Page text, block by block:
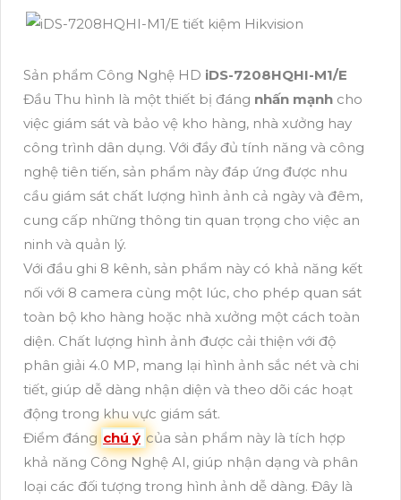
Sản phẩm Công Nghệ HD iDS-7208HQHI-M1/E
Đầu Thu hình là một thiết bị đáng nhấn mạnh cho
việc giám sát và bảo vệ kho hàng, nhà xưởng hay
công trình dân dụng. Với đầy đủ tính năng và công
nghệ tiên tiến, sản phẩm này đáp ứng được nhu
cầu giám sát chất lượng hình ảnh cả ngày và đêm,
cung cấp những thông tin quan trọng cho việc an
ninh và quản lý.
Với đầu ghi 8 kênh, sản phẩm này có khả năng kết
nối với 8 camera cùng một lúc, cho phép quan sát
toàn bộ kho hàng hoặc nhà xưởng một cách toàn
diện. Chất lượng hình ảnh được cải thiện với độ
phân giải 4.0 MP, mang lại hình ảnh sắc nét và chi
tiết, giúp dễ dàng nhận diện và theo dõi các hoạt
động trong khu vực giám sát.
Điểm đáng chú ý của sản phẩm này là tích hợp
khả năng Công Nghệ AI, giúp nhận dạng và phân
loại các đối tượng trong hình ảnh dễ dàng. Đây là